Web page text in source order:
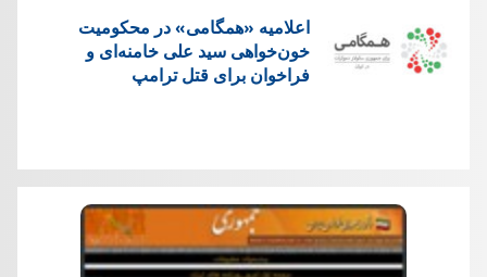
اعلامیه «همگامی» در محکومیت
خون‌خواهی سید علی خامنه‌ای و
فراخوان برای قتل ترامپ